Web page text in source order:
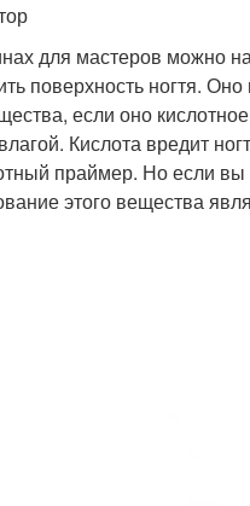
для мастеров можно
поверхность ногтя.
если оно
Кислота вредит
праймер. Но если вы
этого вещества